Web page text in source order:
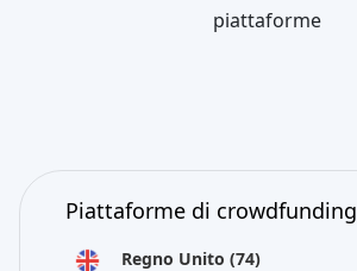
piattaforme
Piattaforme di crowdfunding
Regno Unito (74)